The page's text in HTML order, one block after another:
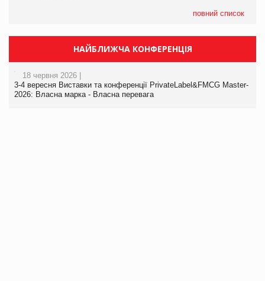
повний список
НАЙБЛИЖЧА КОНФЕРЕНЦІЯ
18 червня 2026 |
3-4 вересня Виставки та конференції PrivateLabel&FMCG Master-
2026: Власна марка - Власна перевага